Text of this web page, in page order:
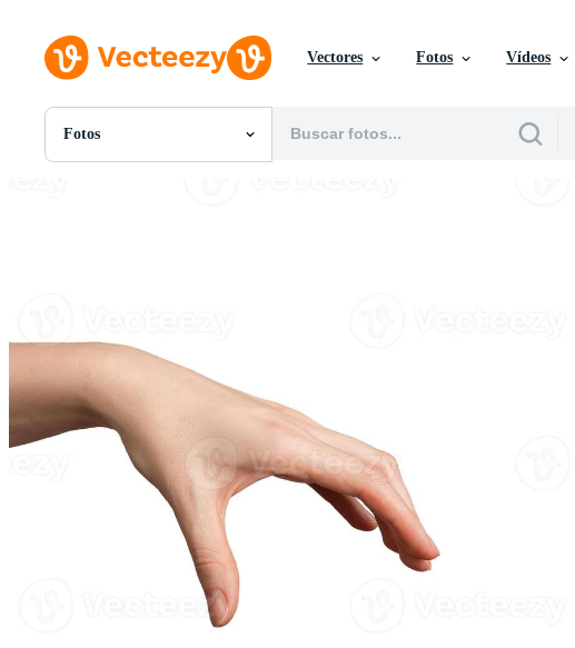
Vectores Fotos Vídeos
Fotos
Todas Imágenes
Gráficos en Movimiento
Imágenes Editoriales
Eventos Editoriales